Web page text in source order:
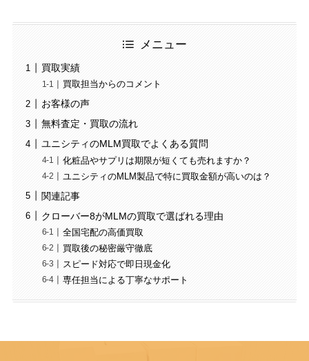
メニュー
買取実績
買取担当からのコメント
お客様の声
無料査定・買取の流れ
ユニシティのMLM買取でよくある質問
化粧品やサプリは期限が短くても売れますか？
ユニシティのMLM製品で特に買取金額が高いのは？
関連記事
クローバー8がMLMの買取で選ばれる理由
全国宅配の高価買取
買取後の秘密厳守徹底
スピード対応で即日現金化
専任担当による丁寧なサポート